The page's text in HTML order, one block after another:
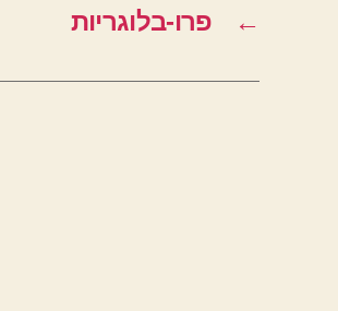
← פרו-בלוגריות